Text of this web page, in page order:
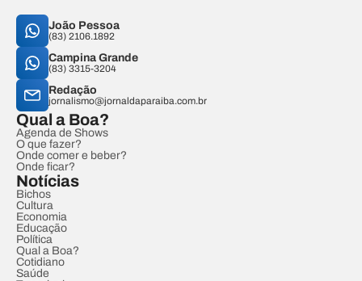
João Pessoa
(83) 2106.1892
Campina Grande
(83) 3315-3204
Redação
jornalismo@jornaldaparaiba.com.br
Qual a Boa?
Agenda de Shows
O que fazer?
Onde comer e beber?
Onde ficar?
Notícias
Bichos
Cultura
Economia
Educação
Política
Qual a Boa?
Cotidiano
Saúde